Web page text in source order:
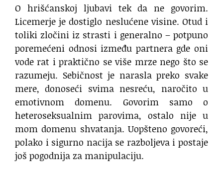
O hrišćanskoj ljubavi tek da ne govorim.
Licemerje je dostiglo neslućene visine. Otud i
toliki zločini iz strasti i generalno – potpuno
poremećeni odnosi između partnera gde oni
vode rat i praktično se više mrze nego što se
razumeju. Sebičnost je narasla preko svake
mere, donoseći svima nesreću, naročito u
emotivnom domenu. Govorim samo o
heteroseksualnim parovima, ostalo nije u
mom domenu shvatanja. Uopšteno govoreći,
polako i sigurno nacija se razboljeva i postaje
još pogodnija za manipulaciju.